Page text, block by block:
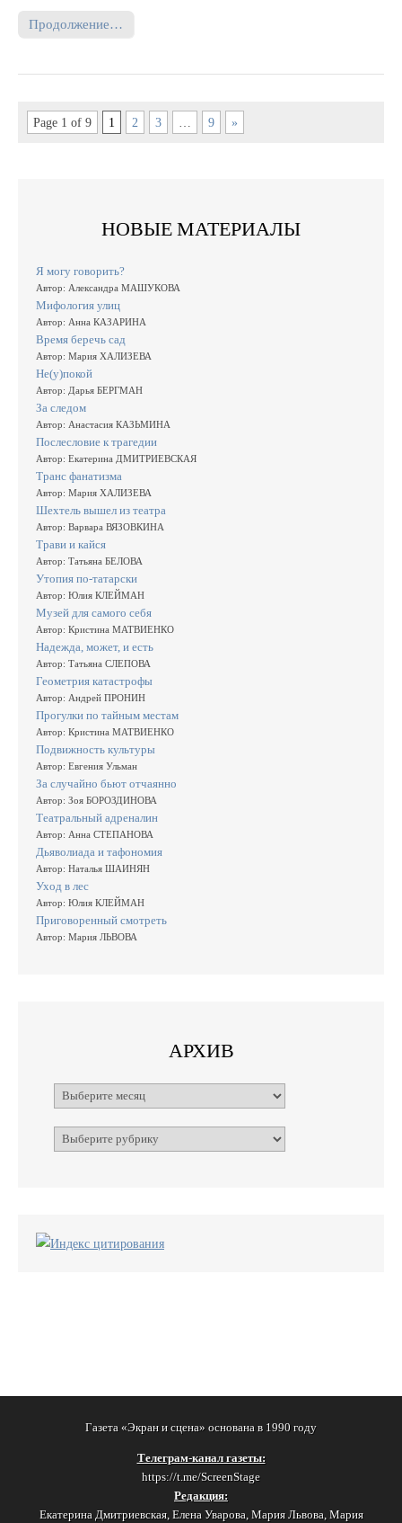
Продолжение…
Page 1 of 9 1 2 3 9 »
НОВЫЕ МАТЕРИАЛЫ
Я могу говорить?
Автор: Александра МАШУКОВА
Мифология улиц
Автор: Анна КАЗАРИНА
Время беречь сад
Автор: Мария ХАЛИЗЕВА
Не(у)покой
Автор: Дарья БЕРГМАН
За следом
Автор: Анастасия КАЗЬМИНА
Послесловие к трагедии
Автор: Екатерина ДМИТРИЕВСКАЯ
Транс фанатизма
Автор: Мария ХАЛИЗЕВА
Шехтель вышел из театра
Автор: Варвара ВЯЗОВКИНА
Трави и кайся
Автор: Татьяна БЕЛОВА
Утопия по-татарски
Автор: Юлия КЛЕЙМАН
Музей для самого себя
Автор: Кристина МАТВИЕНКО
Надежда, может, и есть
Автор: Татьяна СЛЕПОВА
Геометрия катастрофы
Автор: Андрей ПРОНИН
Прогулки по тайным местам
Автор: Кристина МАТВИЕНКО
Подвижность культуры
Автор: Евгения Ульман
За случайно бьют отчаянно
Автор: Зоя БОРОЗДИНОВА
Театральный адреналин
Автор: Анна СТЕПАНОВА
Дьяволиада и тафономия
Автор: Наталья ШАИНЯН
Уход в лес
Автор: Юлия КЛЕЙМАН
Приговоренный смотреть
Автор: Мария ЛЬВОВА
АРХИВ
Архивы
Рубрики
Газета «Экран и сцена» основана в 1990 году
Телеграм-канал газеты:
https://t.me/ScreenStage
Редакция:
Екатерина Дмитриевская, Елена Уварова, Мария Львова, Мария